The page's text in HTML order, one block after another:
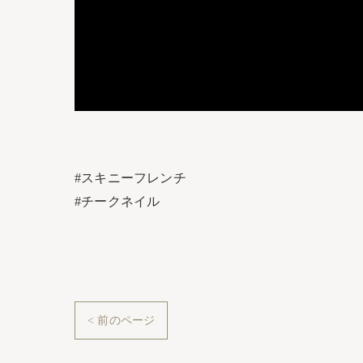
#スキニーフレンチ
#チークネイル
< 前のページ